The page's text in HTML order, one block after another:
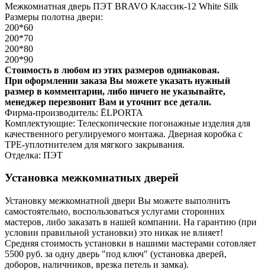
Межкомнатная дверь ПЭТ BRAVO Классик-12 White Silk
Размеры полотна двери:
200*60
200*70
200*80
200*90
Стоимость в любом из этих размеров одинаковая.
При оформлении заказа Вы можете указать нужный
размер в комментарии, либо ничего не указывайте,
менеджер перезвонит Вам и уточнит все детали.
Фирма-производитель: ĒLPORTA
Комплектующие: Телескопические погонажные изделия для
качественного регулируемого монтажа. Дверная коробка с
TPE-уплотнителем для мягкого закрывания.
Отделка: ПЭТ
Установка межкомнатных дверей
Установку межкомнатной двери Вы можете выполнить
самостоятельно, воспользоваться услугами сторонних
мастеров, либо заказать в нашей компании. На гарантию (при
условии правильной установки) это никак не влияет!
Средняя стоимость установки в нашими мастерами сотовляет
5500 руб. за одну дверь "под ключ" (установка дверей,
доборов, наличников, врезка петель и замка).